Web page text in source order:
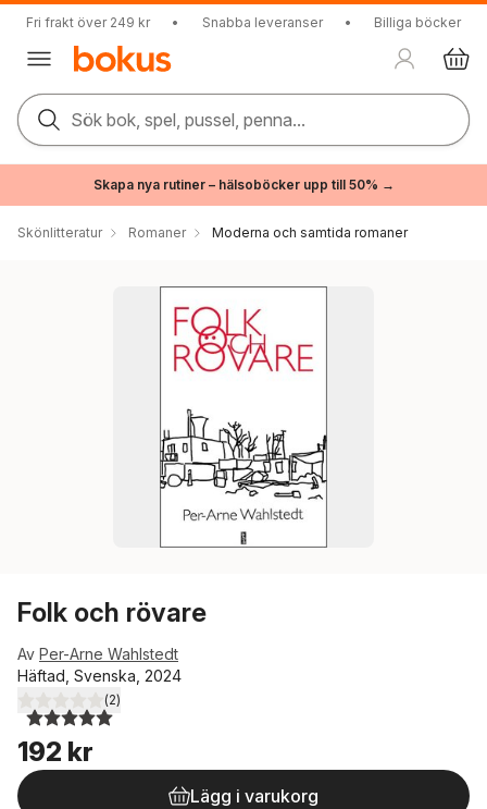
Fri frakt över 249 kr • Snabba leveranser • Billiga böcker
Sök bok, spel, pussel, penna...
Skapa nya rutiner – hälsoböcker upp till 50% →
Skönlitteratur Romaner Moderna och samtida romaner
Folk och rövare
Av Per-Arne Wahlstedt
Häftad, Svenska, 2024
5,0utav 5 stjärnor. Totalt antal röster:
(2)
192 kr
Lägg i varukorg